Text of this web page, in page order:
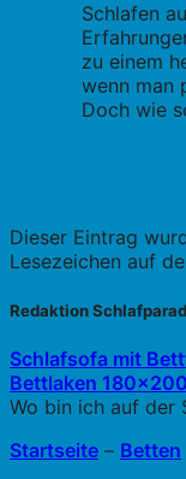
Schlafen
zu einem
wenn man
Doch wie
Dieser Eintrag
Lesezeichen auf
Redaktion
Schlafsofa mit
Bettlaken 180×200
Wo bin ich auf der
Startseite – Betten